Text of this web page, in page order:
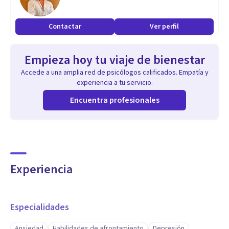
conocimientos y técnicas, y dentro de este universo existen
5 grandes escuelas: el psicoanálisis, la humanista, la
conductual, la cognitiva y la sistémica. De las 5, tengo
Considero que lejos de ser excluyentes, los enfoques se
complementan y se enriquecen si se tiene un buen criterio
para utilizarlos. Al final de cuentas, cada escuela es como
personas y situaciones variadas. En nuestro caso
Aptitudes
Contactar Ver perfil
Empieza hoy tu viaje de bienestar
Accede a una amplia red de psicólogos calificados. Empatía y
experiencia a tu servicio.
Encuentra profesionales
Experiencia
Especialidades